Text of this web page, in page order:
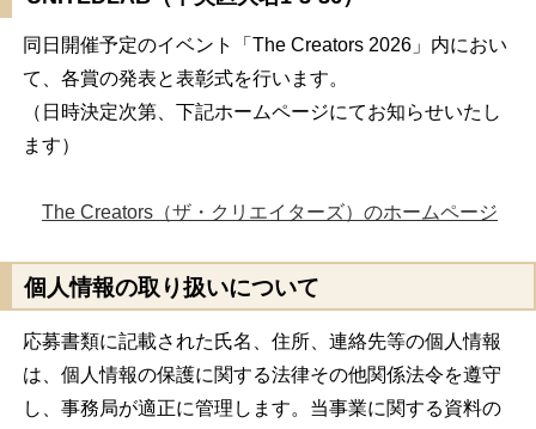
同日開催予定のイベント「The Creators 2026」内におい
て、各賞の発表と表彰式を行います。
（日時決定次第、下記ホームページにてお知らせいたし
ます）
The Creators（ザ・クリエイターズ）のホームページ
個人情報の取り扱いについて
応募書類に記載された氏名、住所、連絡先等の個人情報
は、個人情報の保護に関する法律その他関係法令を遵守
し、事務局が適正に管理します。当事業に関する資料の